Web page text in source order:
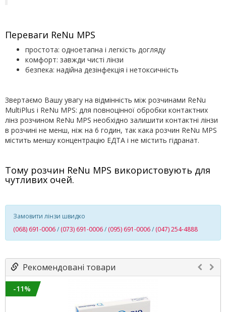
Переваги ReNu MPS
простота: одноетапна і легкість догляду
комфорт: завжди чисті лінзи
безпека: надійна дезінфекція і нетоксичність
Звертаємо Вашу увагу на відмінність між розчинами ReNu
MultiPlus і ReNu MPS: для повноцінної обробки контактних
лінз розчином ReNu MPS необхідно залишити контактні лінзи
в розчині не менш, ніж на 6 годин, так кака розчин ReNu MPS
містить меншу концентрацію ЕДТА і не містить гідранат.
Тому розчин ReNu MPS використовують для
чутливих очей.
Замовити лінзи швидко
(068) 691-0006/ (073) 691-0006/ (095) 691-0006/ (047) 254-4888
Рекомендовані товари
-11%